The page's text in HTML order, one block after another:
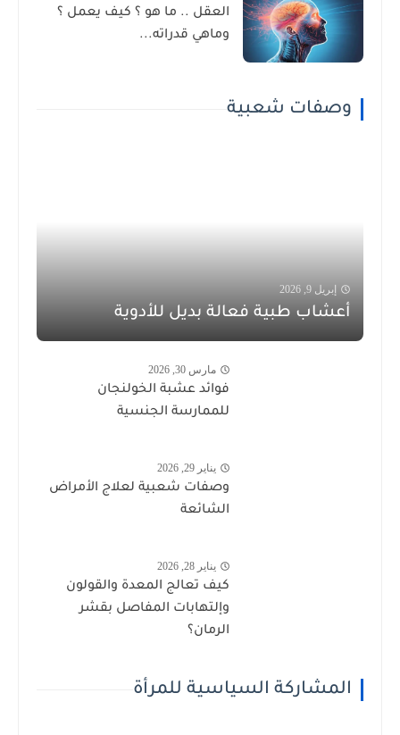
العقل .. ما هو ؟ كيف يعمل ؟
وماهي قدراته...
وصفات شعبية
إبريل 9, 2026
أعشاب طبية فعالة بديل للأدوية
مارس 30, 2026
فوائد عشبة الخولنجان
للممارسة الجنسية
يناير 29, 2026
وصفات شعبية لعلاج الأمراض
الشائعة
يناير 28, 2026
كيف تعالج المعدة والقولون
وإلتهابات المفاصل بقشر
الرمان؟
المشاركة السياسية للمرأة